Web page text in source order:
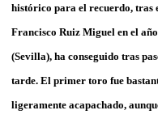
histórico para el recuerdo, tras
Francisco Ruiz Miguel en el
(Sevilla), ha conseguido tras
tarde. El primer toro fue
ligeramente acapachado,